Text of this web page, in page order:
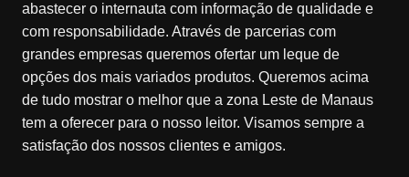
abastecer o internauta com informação de qualidade e
com responsabilidade. Através de parcerias com
grandes empresas queremos ofertar um leque de
opções dos mais variados produtos. Queremos acima
de tudo mostrar o melhor que a zona Leste de Manaus
tem a oferecer para o nosso leitor. Visamos sempre a
satisfação dos nossos clientes e amigos.